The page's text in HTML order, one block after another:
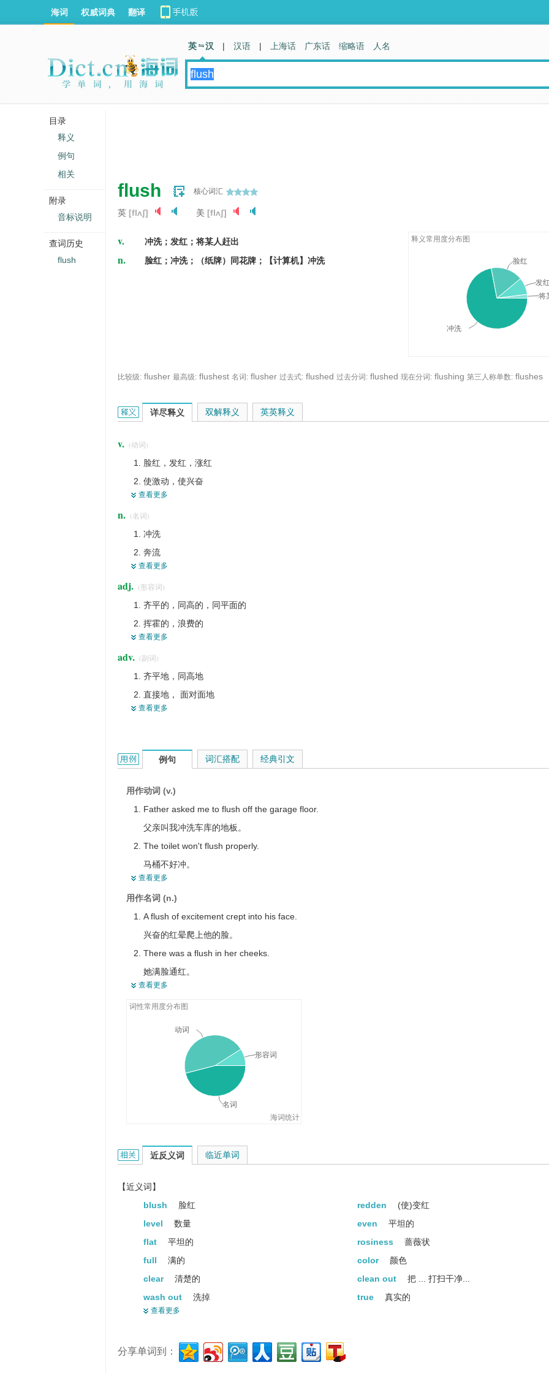
flush 核心词汇
英 [flʌʃ] 美 [flʌʃ]
v. 冲洗；发红；将某人赶出
n. 脸红；冲洗；（纸牌）同花牌；【计算机】冲洗
释义常用度分布图
冲洗
脸红
发红
将
比较级: flusher 最高级: flushest 名词: flusher 过去式: flushed 过去分词: flushed 现在分词: flushing 第三人称单数: flushes
flush的英文翻译是什么意思，词典释义与在线翻译：
详尽释义
v. (动词)
脸红，发红，涨红
使激动，使兴奋
涌，涌流，奔流，泛滥
使注满；淹没
使得意
被冲洗
使发红，使涨红，使脸红
使（鸟）惊飞
强行赶出，把驱赶出来
使发亮
弄平，嵌平
使齐平
惊起，惊飞
查看更多
n. (名词)
冲洗
奔流
涨水
旺盛，生气勃勃，蓬勃的生长
激动，兴奋，得意
红光，红晕
【牌】(一手)同花牌
水车排出的水
飞起
【医】 潮红
查看更多
adj. (形容词)
齐平的，同高的，同平面的
挥霍的，浪费的
泛滥的，注满的
大量的，充足的，丰富的
紧接的
生气勃勃的，精力充沛的，有生气的
【印】左面每行排齐的，没有缩排的
查看更多
adv. (副词)
齐平地，同高地
直接地， 面对面地
严丝合缝地， 贴合无缝地
羞涩地
查看更多
双解释义 英英释义
flush的用法和样例：
例句
用作动词 (v.)
Father asked me to flush off the garage floor.
父亲叫我冲洗车库的地板。
The toilet won't flush properly.
马桶不好冲。
Don't forget to flush the toilet after use.
用完厕所,不要忘了冲。
Mary flushed crimson with embarrassment.
玛丽羞得脸红了。
She began to flush with excitement.
她由于激动脸开始发红。
查看更多
用作名词 (n.)
A flush of excitement crept into his face.
兴奋的红晕爬上他的脸。
There was a flush in her cheeks.
她满脸通红。
The maid gave the floor a flush.
女佣冲洗了地板。
The pipe is blocked; give it a good flush.
这根管子堵塞了，好好地冲一冲。
I had a flush to win the card game.
我用一手同花顺赢了这把牌。
查看更多
词性常用度分布图
海词统计
名词
动词
形容词
词汇搭配 经典引文
flush的相关资料：
近反义词
【近义词】
blush
脸红 redden
(使)变红
level
数量 even
平坦的
flat
平坦的 rosiness
蔷薇状
full
满的 color
颜色
clear
清楚的 clean out
把 ... 打扫干净...
wash out
洗掉 true
真实的
high colour
chase
追捕
查看更多
临近单词
分享单词到：
海词 权威词典 翻译
英 汉 | 汉语 | 上海话 广东话 缩略语 人名
目录
释义
例句
相关
附录
音标说明
查词历史
flush